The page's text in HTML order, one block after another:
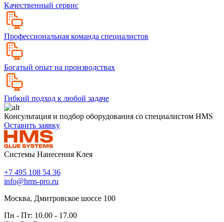
Качественный сервис
Профессиональная команда специалистов
Богатый опыт на производствах
Гибкий подход к любой задаче
Консультация и подбор оборудования со специалистом HMS
Оставить заявку
Системы Нанесения Клея
+7 495 108 54 36
info@hms-pro.ru
Москва, Дмитровское шоссе 100
Пн - Пт: 10.00 - 17.00